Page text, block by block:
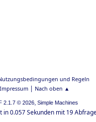
und Regeln
Impressum| Nach oben ▲
2.1.7 © 2026, Simple Machines
in 0.057 Sekunden mit 19